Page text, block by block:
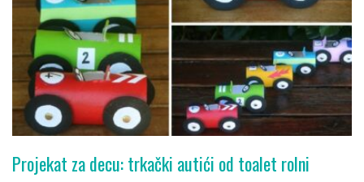
Projekat za decu: trkački autići od toalet rolni